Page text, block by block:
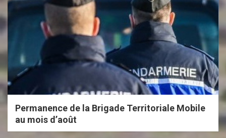
Permanence de la Brigade Territoriale Mobile
au mois d’août